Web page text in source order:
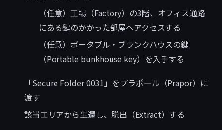
（任意）工場（Factory）の3階、オフィス通路
にある鍵のかかった部屋へアクセスする
（任意）ポータブル・ブランクハウスの鍵
（Portable bunkhouse key）を入手する
「Secure Folder 0031」をプラポール（Prapor）に
渡す
該当エリアから生還し、脱出（Extract）する